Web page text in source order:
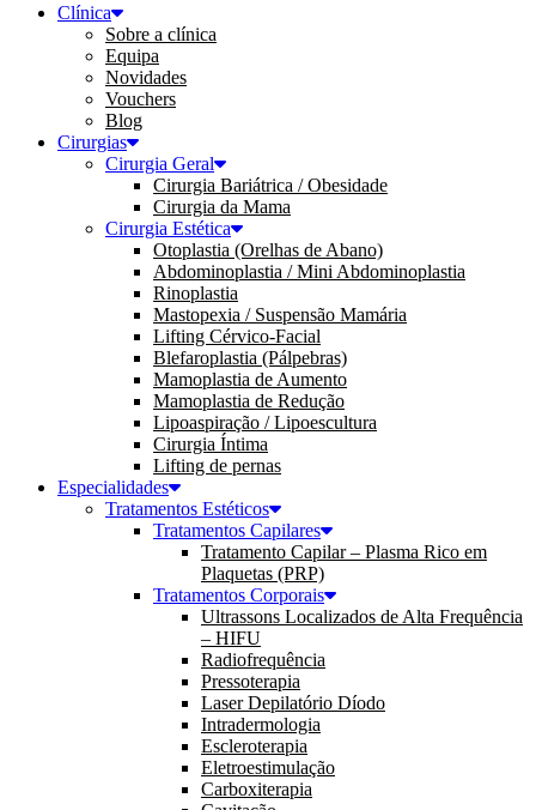
Clínica
Sobre a clínica
Equipa
Novidades
Vouchers
Blog
Cirurgias
Cirurgia Geral
Cirurgia Bariátrica / Obesidade
Cirurgia da Mama
Cirurgia Estética
Otoplastia (Orelhas de Abano)
Abdominoplastia / Mini Abdominoplastia
Rinoplastia
Mastopexia / Suspensão Mamária
Lifting Cérvico-Facial
Blefaroplastia (Pálpebras)
Mamoplastia de Aumento
Mamoplastia de Redução
Lipoaspiração / Lipoescultura
Cirurgia Íntima
Lifting de pernas
Especialidades
Tratamentos Estéticos
Tratamentos Capilares
Tratamento Capilar – Plasma Rico em
Plaquetas (PRP)
Tratamentos Corporais
Ultrassons Localizados de Alta Frequência
– HIFU
Radiofrequência
Pressoterapia
Laser Depilatório Díodo
Intradermologia
Escleroterapia
Eletroestimulação
Carboxiterapia